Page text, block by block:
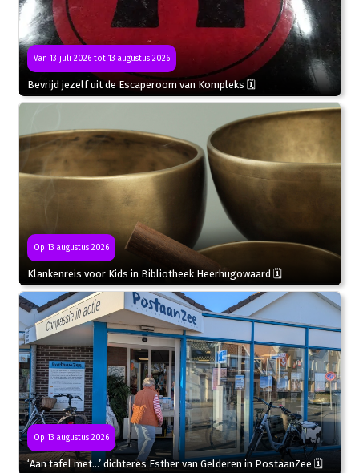
Van 13 juli 2026 tot 13 augustus 2026
Bevrijd jezelf uit de Escaperoom van Kompleks 🗓
Op 13 augustus 2026
Klankenreis voor Kids in Bibliotheek Heerhugowaard 🗓
Op 13 augustus 2026
‘Aan tafel met…’ dichteres Esther van Gelderen in PostaanZee 🗓